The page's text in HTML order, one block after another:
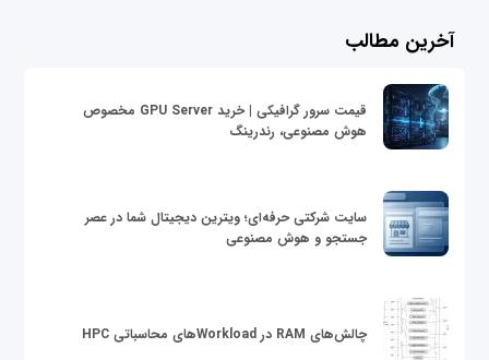
آخرین مطالب
قیمت سرور گرافیکی | خرید GPU Server مخصوص
هوش مصنوعی، رندرینگ
سایت شرکتی حرفه‌ای؛ ویترین دیجیتال شما در عصر
جستجو و هوش مصنوعی
چالش‌های RAM در Workloadهای محاسباتی HPC